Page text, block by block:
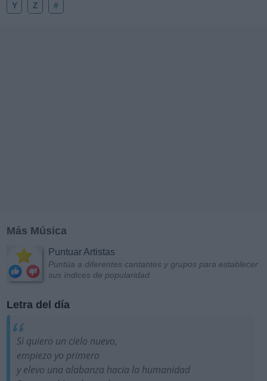
Y Z #
Más Música
Puntuar Artistas
Puntúa a diferentes cantantes y grupos para establecer
sus índices de popularidad
Letra del día
Si quiero un cielo nuevo,
empiezo yo primero
y elevo una alabanza hacia la humanidad